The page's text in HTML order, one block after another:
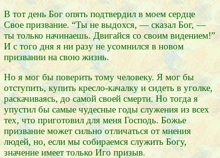
В тот день Бог опять подтвердил в моем сердце
Свое призвание. “Ты не выдохся, — сказал Бог, —
ты только начинаешь. Двигайся со своим видением!”
И с того дня я ни разу не усомнился в новом
призвании на свою жизнь.
Но я мог бы поверить тому человеку. Я мог бы
отступить, купить кресло-качалку и сидеть в уголке,
раскачиваясь, до самой своей смерти. Но тогда я
упустил бы самые чудесные годы служения из всех
тех, что приготовил для меня Господь. Божье
призвание может сильно отличаться от мнения
людей, но, если мы собираемся служить Богу,
значение имеет только Иго призыв.